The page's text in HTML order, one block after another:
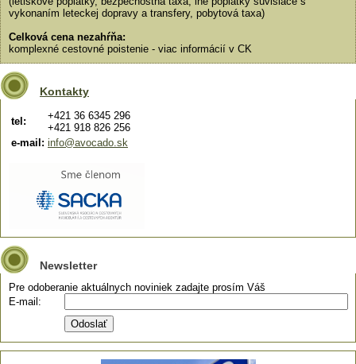
vykonaním leteckej dopravy a transfery, pobytová taxa)
Celková cena nezahŕňa:
komplexné cestovné poistenie - viac informácií v CK
Kontakty
tel:
+421 36 6345 296
+421 918 826 256
e-mail: info@avocado.sk
Newsletter
Pre odoberanie aktuálnych noviniek zadajte prosím Váš
E-mail: